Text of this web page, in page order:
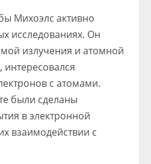
Михоэлс активно
исследованиях. Он
излучения и атомной
интересовался
с атомами.
были сделаны
в электронной
взаимодействии с